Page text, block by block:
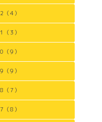
4）
3）
9）
9）
7）
8）